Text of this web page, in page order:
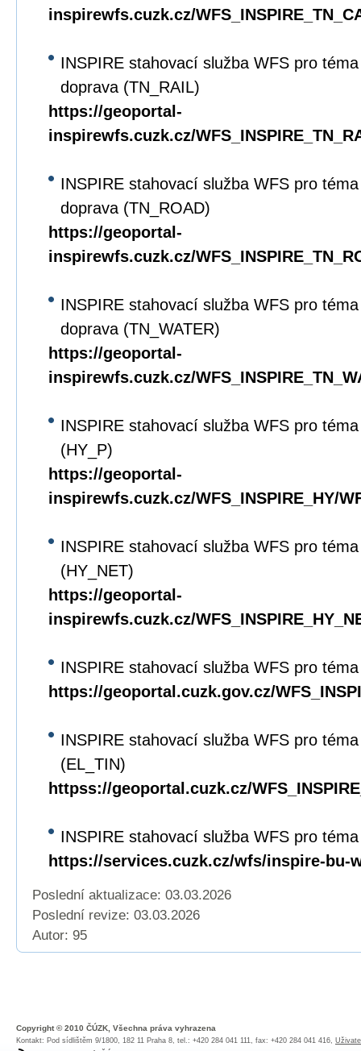
inspirewfs.cuzk.cz/
INSPIRE stahovací služba WFS pro
doprava (TN_RAIL)
https://geoportal-
inspirewfs.cuzk.cz/
INSPIRE stahovací služba WFS pro
doprava (TN_ROAD)
https://geoportal-
inspirewfs.cuzk.cz/
INSPIRE stahovací služba WFS pro
doprava (TN_WATER)
https://geoportal-
inspirewfs.cuzk.cz/
INSPIRE stahovací služba WFS pro
(HY_P)
https://geoportal-
inspirewfs.cuzk.cz/WFS_INSPIRE_HY/
INSPIRE stahovací služba WFS pro
(HY_NET)
https://geoportal-
inspirewfs.cuzk.cz/
INSPIRE stahovací služba WFS pro
https://geoportal.cuzk.gov.cz/
INSPIRE stahovací služba WFS pro
(EL_TIN)
httpss://geoportal.cuzk.cz/
INSPIRE stahovací služba WFS pro
https://services.cuzk.cz/wfs/inspire-bu-
Poslední aktualizace: 03.03.2026
Poslední revize: 03.03.2026
Autor: 95
Copyright © 2010 ČÚZK, Všechna práva vyhrazena
Kontakt: Pod sídlištěm 9/1800, 182 11 Praha 8, tel.: +420 284 041 111, fax: +420 284 041 416,